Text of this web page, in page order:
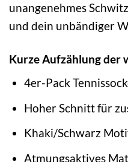
unangenehmes
und dein unbändiger
Kurze Aufzählung der
4er-Pack
Hoher Schnitt für
Khaki/Schwarz
Atmungsaktives